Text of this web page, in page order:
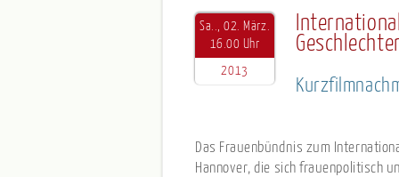
Sa.., 02. März.
16.00 Uhr
2013
Das Frauenbündnis zum
Hannover, die sich frauenpolitisch